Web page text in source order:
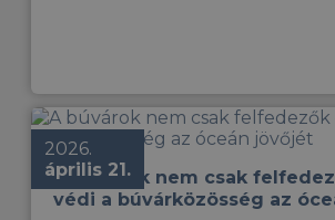
2026.
április 21.
A búvárok nem csak
védi a búvárközösség az